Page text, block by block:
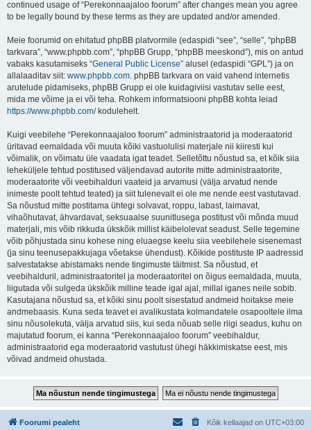
continued usage of “Perekonnaajaloo foorum” after changes mean you agree
to be legally bound by these terms as they are updated and/or amended.
Meie foorumid on ehitatud phpBB platvormile (edaspidi “see”, “selle”, “phpBB
tarkvara”, “www.phpbb.com”, “phpBB Grupp, “phpBB meeskond”), mis on antud
vabaks kasutamiseks “General Public License” alusel (edaspidi “GPL”) ja on
allalaaditav siit: www.phpbb.com. phpBB tarkvara on vaid vahend internetis
arutelude pidamiseks, phpBB Grupp ei ole kuidagiviisi vastutav selle eest,
mida me võime ja ei või teha. Rohkem informatsiooni phpBB kohta leiad
https://www.phpbb.com/kodulehelt.
Kuigi veebilehe “Perekonnaajaloo foorum” administraatorid ja moderaatorid
üritavad eemaldada või muuta kõiki vastuolulisi materjale nii kiiresti kui
võimalik, on võimatu üle vaadata igat teadet. Selletõttu nõustud sa, et kõik siia
leheküljele tehtud postitused väljendavad autorite mitte administraatorite,
moderaatorite või veebihalduri vaateid ja arvamusi (välja arvatud nende
inimeste poolt tehtud teated) ja siit tulenevalt ei ole me nende eest vastutavad.
Sa nõustud mitte postitama ühtegi solvavat, roppu, labast, laimavat,
vihaõhutavat, ähvardavat, seksuaalse suunitlusega postitust või mõnda muud
materjali, mis võib rikkuda ükskõik millist käibelolevat seadust. Selle tegemine
võib põhjustada sinu kohese ning eluaegse keelu siia veebilehele sisenemast
(ja sinu teenusepakkujaga võetakse ühendust). Kõikide postituste IP aadressid
salvestatakse abistamaks nende tingimuste täitmist. Sa nõustud, et
veebihalduril, administraatoritel ja moderaatoritel on õigus eemaldada, muuta,
liigutada või sulgeda ükskõik milline teade igal ajal, millal iganes neile sobib.
Kasutajana nõustud sa, et kõiki sinu poolt sisestatud andmeid hoitakse meie
andmebaasis. Kuna seda teavet ei avalikustata kolmandatele osapooltele ilma
sinu nõusolekuta, välja arvatud siis, kui seda nõuab selle riigi seadus, kuhu on
majutatud foorum, ei kanna “Perekonnaajaloo foorum” veebihaldur,
administraatorid ega moderaatorid vastutust ühegi häkkimiskatse eest, mis
võivad andmeid ohustada.
Foorumi pealeht Kõik kellaajad on UTC+03:00